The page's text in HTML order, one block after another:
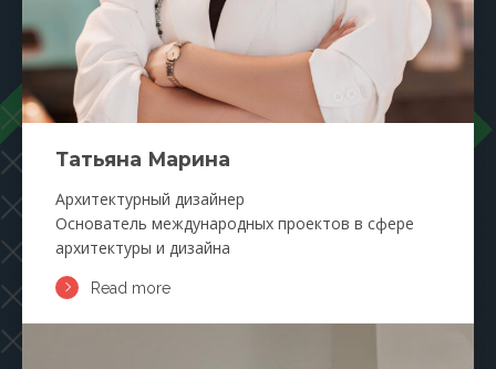
Татьяна Марина
Архитектурный дизайнер
Основатель международных проектов в сфере
архитектуры и дизайна
Read more